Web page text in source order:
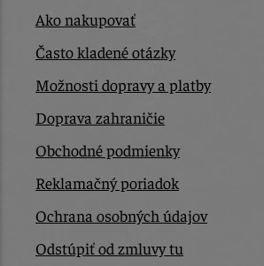
Ako nakupovať
Často kladené otázky
Možnosti dopravy a platby
Doprava zahraničie
Obchodné podmienky
Reklamačný poriadok
Ochrana osobných údajov
Odstúpiť od zmluvy tu